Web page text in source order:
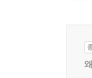
사람
있겠
억압